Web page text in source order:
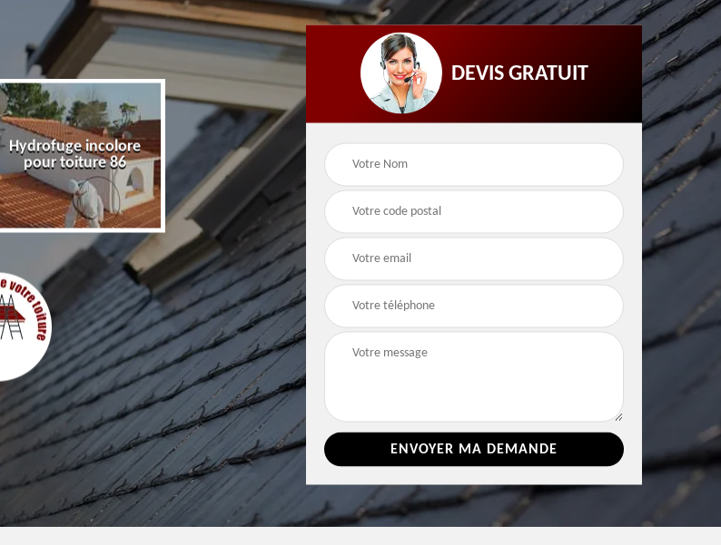
Pose et réparation de
faîtage et faîtière 86
Urgence fuite de
toiture 86 Vienne
Travaux d'isolation 86
Pose de velux 86
Vienne
DEVIS GRATUIT